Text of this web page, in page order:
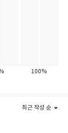
(140자)과 휘발
이해를 바탕으로
테리아》 편집
자영, 번역가 최리
을 재현하는 문제
100%
최근 작성 순